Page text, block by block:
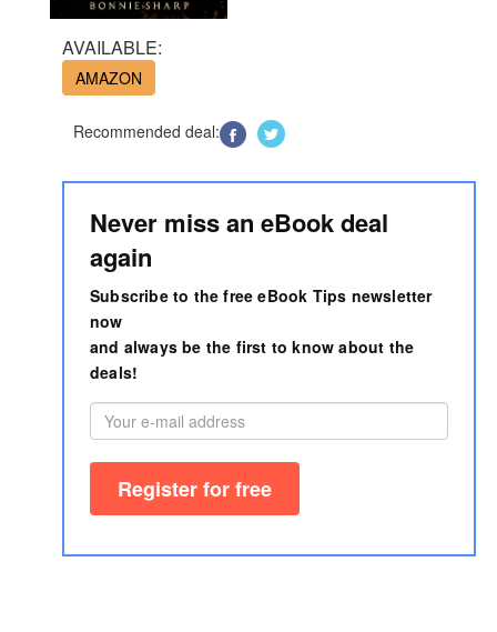
AVAILABLE:
AMAZON
Recommended deal:
Never miss an eBook deal
again
Subscribe to the free eBook Tips newsletter
now
and always be the first to know about the
deals!